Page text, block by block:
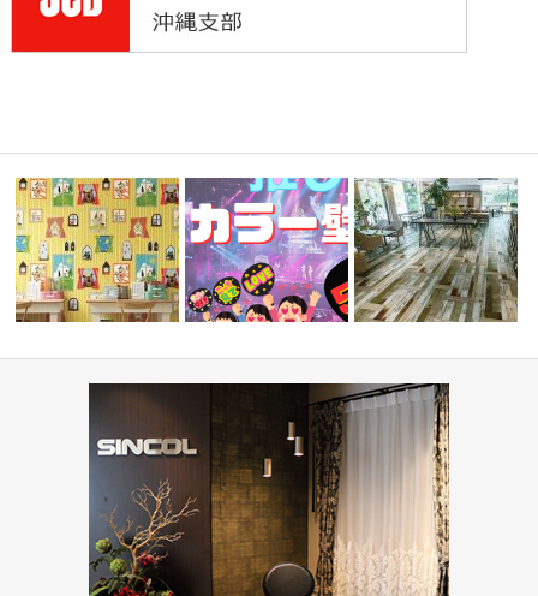
住宅(コーディネート集)
『推しカラー壁紙 5選👋』-レッショップ・飲食店(コーデ